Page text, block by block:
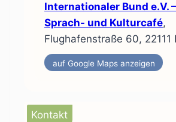
Internationaler Bund e.V.
Sprach- und Kulturcafé,
Flughafenstraße 60, 22111
auf Google Maps anzeigen
Kontakt